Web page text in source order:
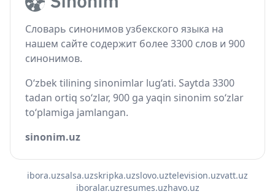
Словарь синонимов узбекского языка на
нашем сайте содержит более 3300 слов и 900
синонимов.
O‘zbek tilining sinonimlar lug‘ati. Saytda 3300
tadan ortiq so‘zlar, 900 ga yaqin sinonim so‘zlar
to‘plamiga jamlangan.
sinonim.uz
ibora.uzsalsa.uzskripka.uzslovo.uztelevision.uzvatt.uz
iboralar.uzresumes.uzhavo.uz